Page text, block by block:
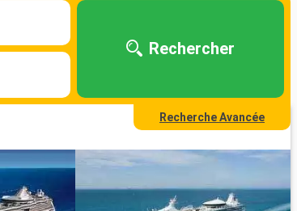
Rechercher
Recherche Avancée